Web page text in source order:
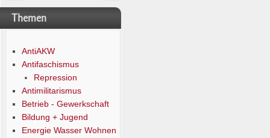
Themen
AntiAKW
Antifaschismus
Repression
Antimilitarismus
Betrieb - Gewerkschaft
Bildung + Jugend
Energie Wasser Wohnen